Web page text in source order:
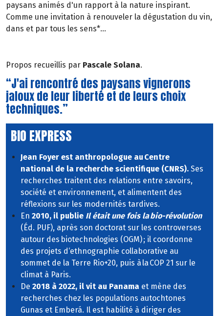
paysans animés d'un rapport à la nature inspirant.
Comme une invitation à renouveler la dégustation du vin,
dans et par tous les sens*...
Propos recueillis par Pascale Solana.
“J'ai rencontré des paysans vignerons
jaloux de leur liberté et de leurs choix
techniques.”
BIO EXPRESS
Jean Foyer est anthropologue au Centre
national de la recherche scientifique (CNRS). Ses
recherches traitent des relations entre savoirs,
société et environnement, et alimentent des
réflexions sur les modernités tardives.
En 2010, il publie Il était une fois la bio-révolution
(Éd. PUF), après son doctorat sur les controverses
autour des biotechnologies (OGM) ; il coordonne
des projets d‘ethnographie collaborative au
sommet de la Terre Rio+20, puis à la COP 21 sur le
climat à Paris.
De 2018 à 2022, il vit au Panama et mène des
recherches chez les populations autochtones
Gunas et Emberá. Il est habilité à diriger des